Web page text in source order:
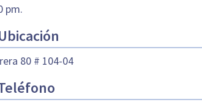
pm.
80 # 104-04